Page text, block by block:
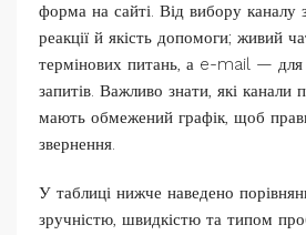
форма на сайті. Від вибору каналу
реакції й якість допомоги; живий
термінових питань, а e-mail — для
запитів. Важливо знати, які
мають обмежений графік, щоб
звернення.
У таблиці нижче наведено
зручністю, швидкістю та типом